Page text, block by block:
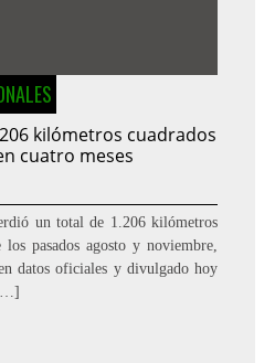
kilómetros cuadrados
cuatro meses
un total de 1.206 kilómetros
los pasados agosto y noviembre,
datos oficiales y divulgado hoy